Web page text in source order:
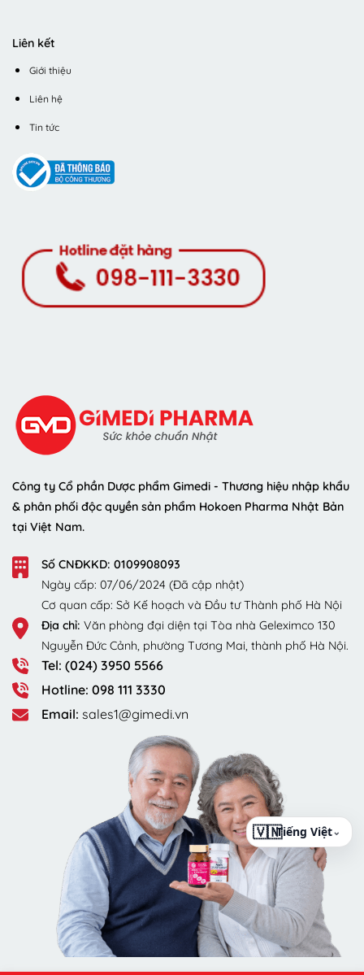
Liên kết
Giới thiệu
Liên hệ
Tin tức
Công ty Cổ phần Dược phẩm Gimedi - Thương hiệu nhập khẩu
& phân phối độc quyền sản phẩm Hokoen Pharma Nhật Bản
tại Việt Nam.
Số CNĐKKD: 0109908093
Ngày cấp: 07/06/2024 (Đã cập nhật)
Cơ quan cấp: Sở Kế hoạch và Đầu tư Thành phố Hà Nội
Địa chỉ: Văn phòng đại diện tại Tòa nhà Geleximco 130
Nguyễn Đức Cảnh, phường Tương Mai, thành phố Hà Nội.
Tel: (024) 3950 5566
Hotline: 098 111 3330
Email: sales1@gimedi.vn
⌄